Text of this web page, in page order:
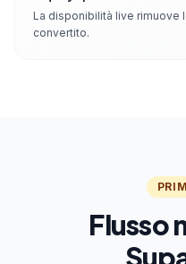
La disponibilità live rimuove
convertito.
Flusso